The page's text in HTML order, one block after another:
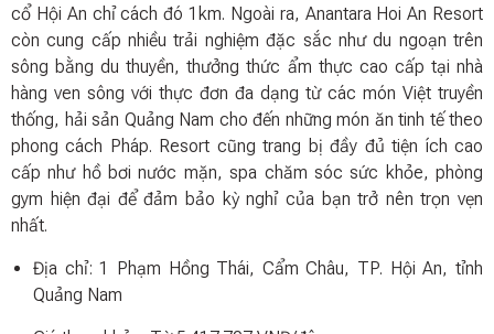
cổ Hội An chỉ cách đó 1km. Ngoài ra, Anantara Hoi An Resort
còn cung cấp nhiều trải nghiệm đặc sắc như du ngoạn trên
sông bằng du thuyền, thưởng thức ẩm thực cao cấp tại nhà
hàng ven sông với thực đơn đa dạng từ các món Việt truyền
thống, hải sản Quảng Nam cho đến những món ăn tinh tế theo
phong cách Pháp. Resort cũng trang bị đầy đủ tiện ích cao
cấp như hồ bơi nước mặn, spa chăm sóc sức khỏe, phòng
gym hiện đại để đảm bảo kỳ nghỉ của bạn trở nên trọn vẹn
nhất.
Địa chỉ: 1 Phạm Hồng Thái, Cẩm Châu, TP. Hội An, tỉnh
Quảng Nam